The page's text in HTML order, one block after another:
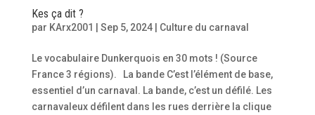
Kes ça dit ?
par KArx2001 Sep 5, 2024| Culture du carnaval
Le vocabulaire Dunkerquois en 30 mots ! (Source
France 3 régions). La bande C’est l’élément de base,
essentiel d’un carnaval. La bande, c’est un défilé. Les
carnavaleux défilent dans les rues derrière la clique